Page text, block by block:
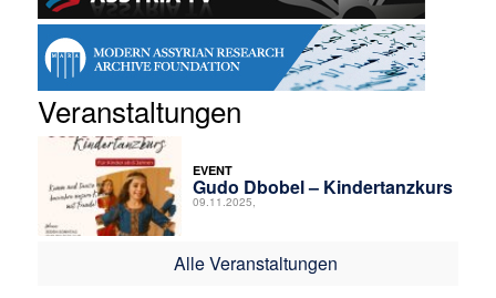
Veranstaltungen
EVENT
Gudo Dbobel – Kindertanzkurs
09.11.2025,
Alle Veranstaltungen